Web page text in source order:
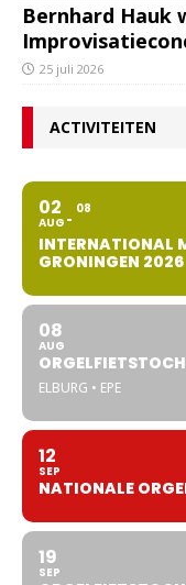
Bernhard Hauk
25 juli 2026
ACTIVITEITEN
02
AUG
08
INTERNATIONAL
GRONINGEN 2026
08
AUG
ELBURG • EPE
12
SEP
NATIONALE
19
SEP